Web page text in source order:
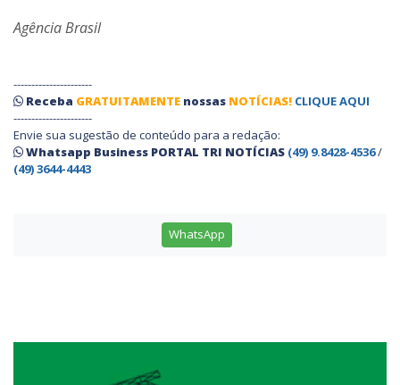
Agência Brasil
----------------------
Receba GRATUITAMENTE nossas NOTÍCIAS! CLIQUE AQUI
----------------------
Envie sua sugestão de conteúdo para a redação:
Whatsapp Business PORTAL TRI NOTÍCIAS (49) 9.8428-4536/
(49) 3644-4443
WhatsApp